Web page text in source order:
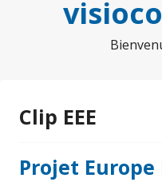
Clip EEE
Projet Europe